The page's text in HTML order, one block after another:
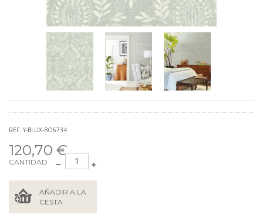
REF: Y-BLUX-BO6734
120,70 €
CANTIDAD
AÑADIR A LA
CESTA